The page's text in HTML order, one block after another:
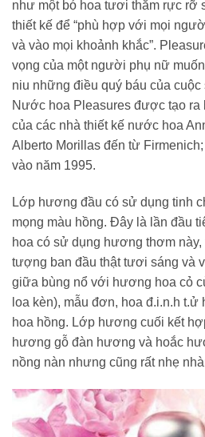
như một bó hoa tươi thắm rực rỡ
thiết kế để “phù hợp với mọi
và vào mọi khoảnh khắc”.
vọng của một người phụ nữ
niu những điều quý báu của cuộc
Nước hoa Pleasures được tạo ra
của các nhà thiết kế nước hoa
Alberto Morillas đến từ
vào năm 1995.
Lớp hương đầu có sử dụng tinh
mọng màu hồng. Đây là lần đầu
hoa có sử dụng hương thơm này,
tượng ban đầu thật tươi sáng và
giữa bùng nổ với hương hoa cỏ
loa kèn), mẫu đơn, hoa đ.i.n.h
hoa hồng. Lớp hương cuối kết
hương gỗ đàn hương và hoắc
nồng nàn nhưng cũng rất nhẹ